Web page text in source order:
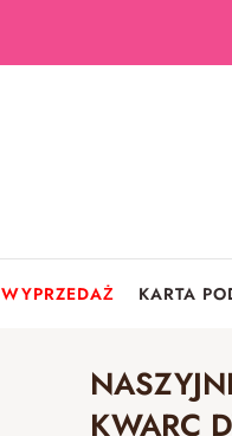
WYPRZEDAŻ KARTA
KWARC